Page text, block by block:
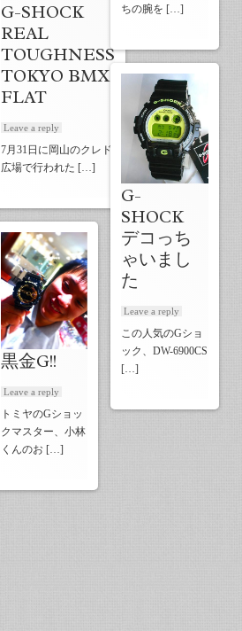
G-SHOCK
REAL
TOUGHNESS
TOKYO BMX
FLAT
Leave a reply
7月31日に岡山のクレド
広場で行われた […]
黒金G!!
Leave a reply
トミヤのGショッ
クマスター、小林
くんのお […]
ちの腕を […]
G-
SHOCK
デコっち
ゃいまし
た
Leave a reply
この人気のGショ
ック、DW-6900CS
[…]